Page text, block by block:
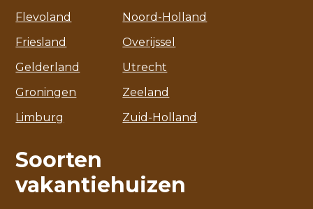
Flevoland
Friesland
Gelderland
Groningen
Limburg
Noord-Holland
Overijssel
Utrecht
Zeeland
Zuid-Holland
Soorten
vakantiehuizen